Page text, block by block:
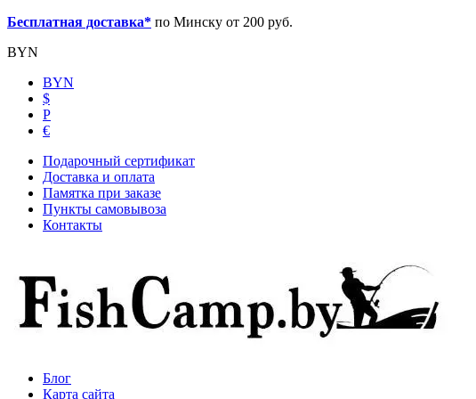
Бесплатная доставка* по Минску от 200 руб.
BYN
BYN
$
Р
€
Подарочный сертификат
Доставка и оплата
Памятка при заказе
Пункты самовывоза
Контакты
Блог
Карта сайта